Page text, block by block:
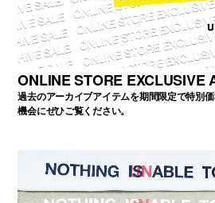
ONLINE STORE EXCLUSIVE
過去のアーカイブアイテムを期間限定で特別
機会にぜひご覧ください。